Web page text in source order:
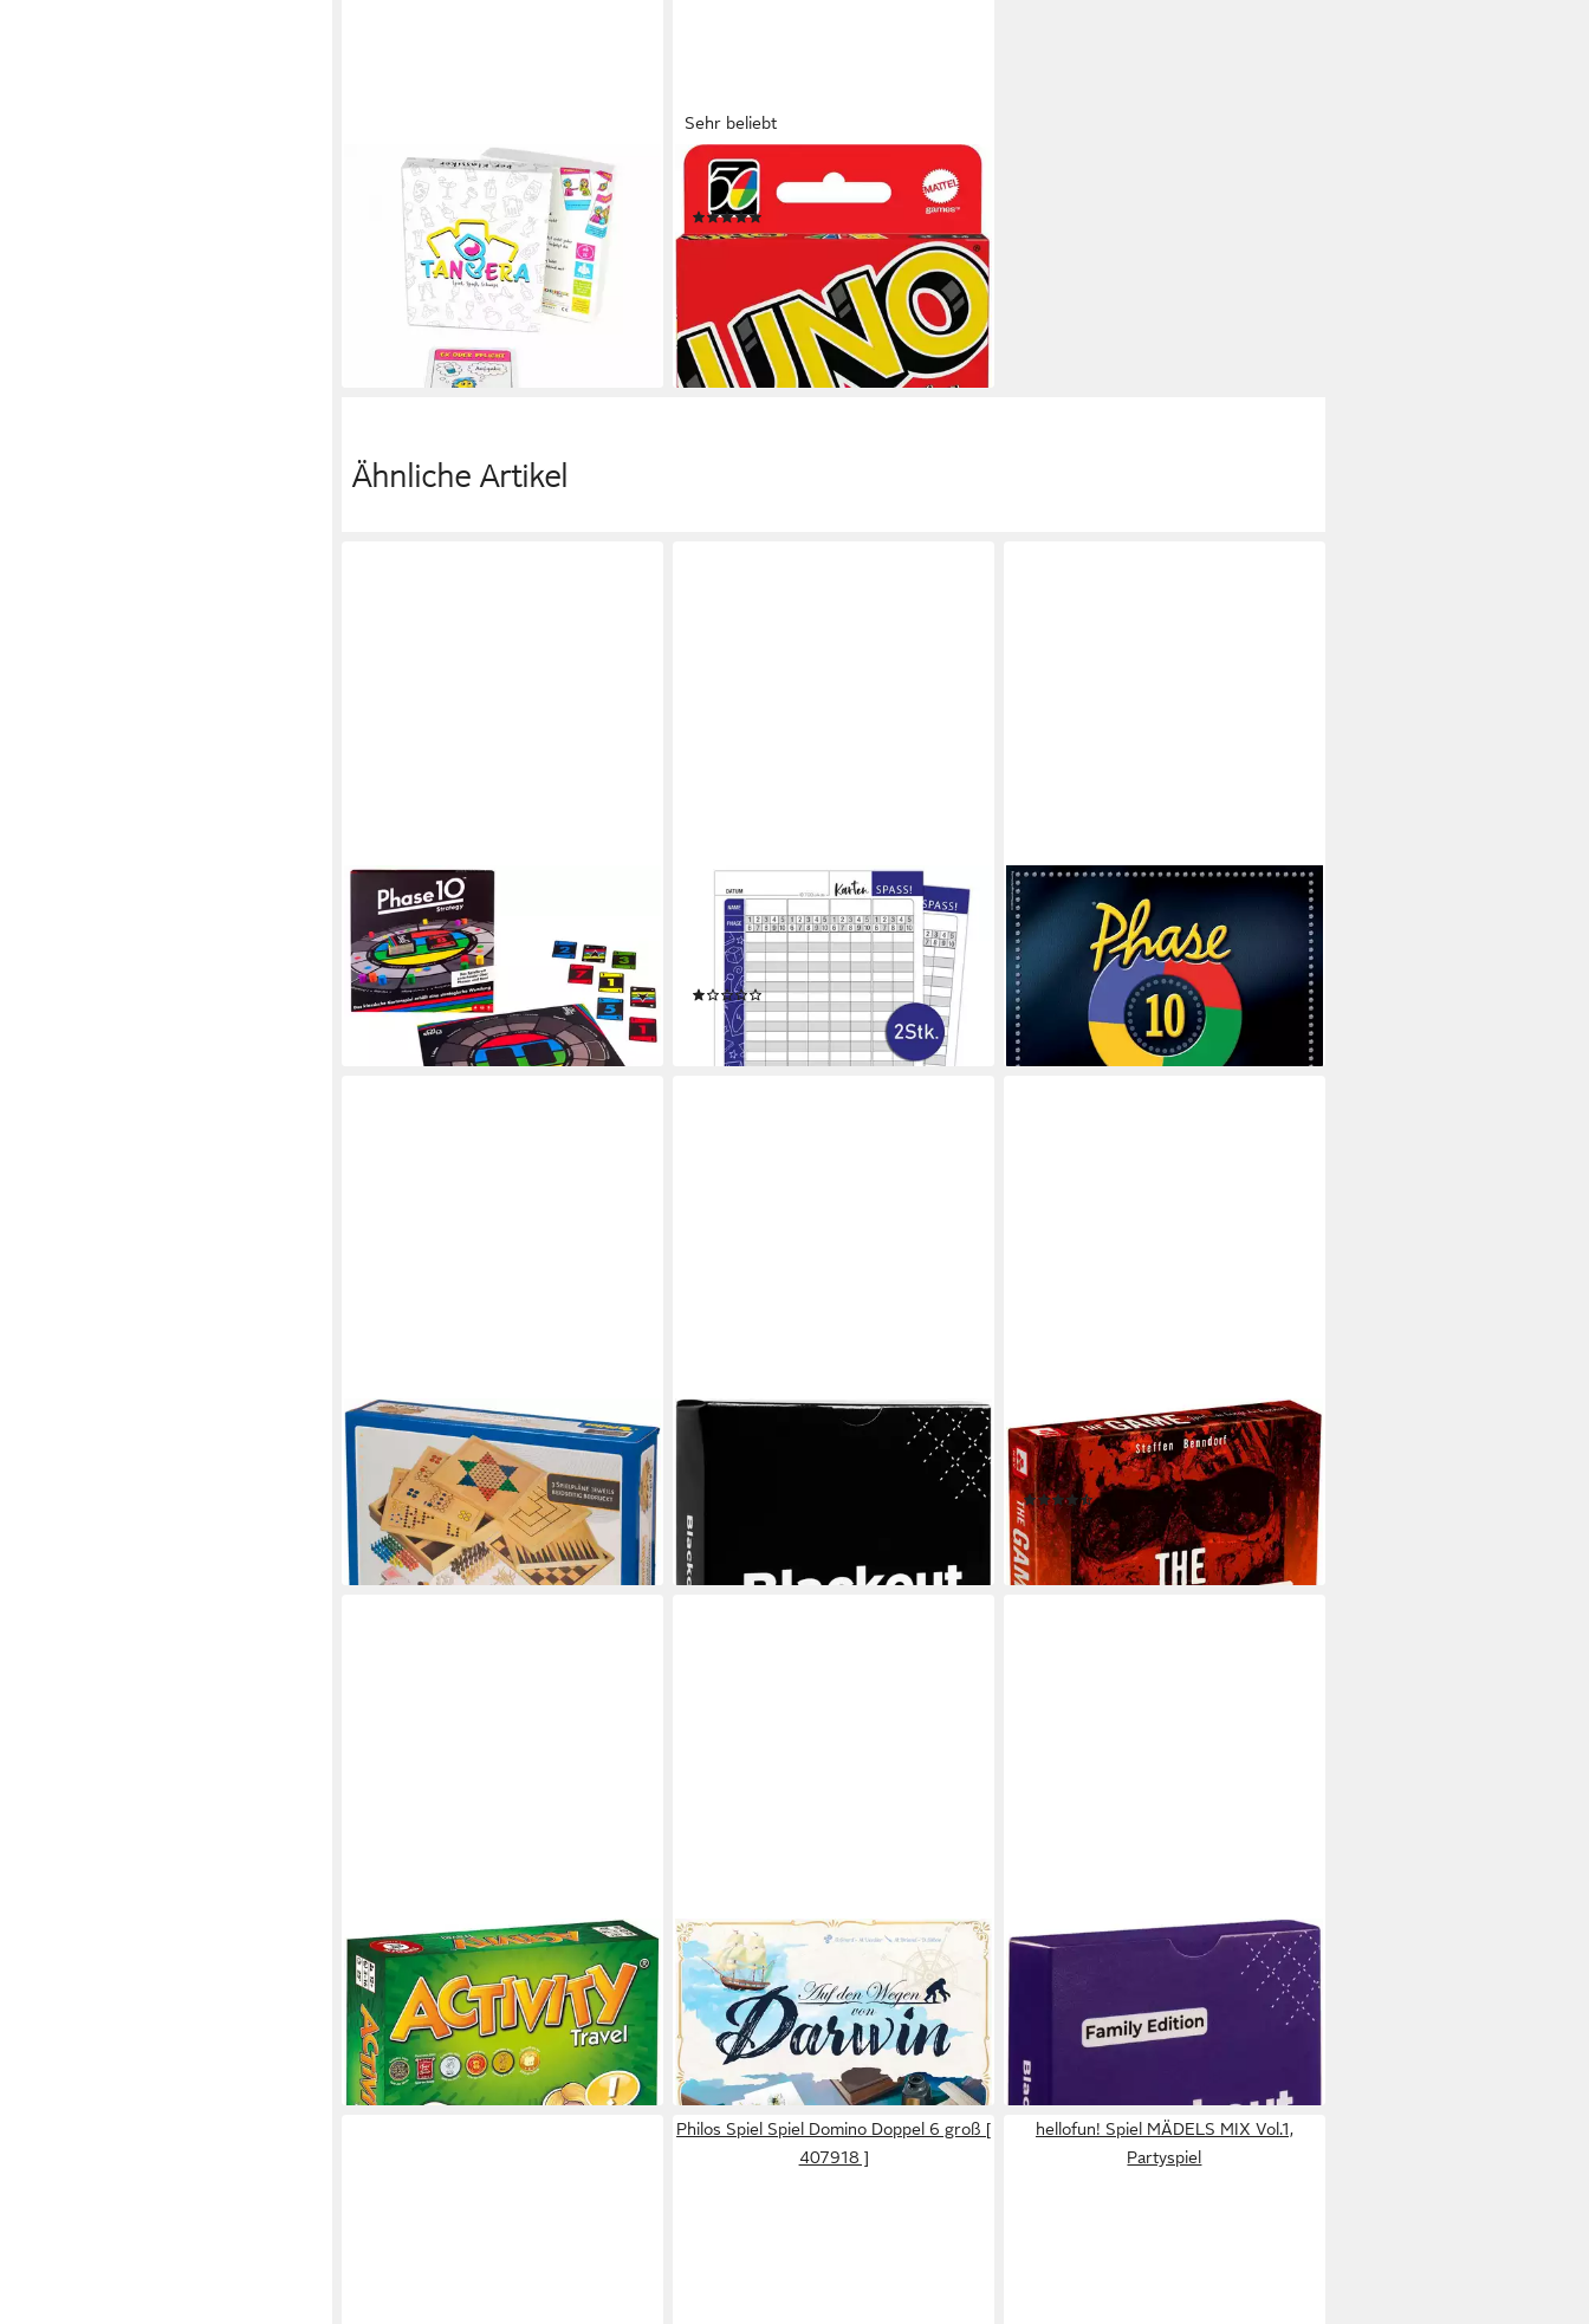
TANGERA
Spiel Das original TANGERA
Trinkspiel / Kartentrinkspiel,
Saufspiel, Trinkspiel, Partyspiel, 55
hochglanz Spielkarten
UVP 19,99 €
lieferbar - in 3-4 Werktagen bei dir
Sehr beliebt
MATTEL GAMES
Spiel UNO, Kartenspiel
ab 8,99 € UVP12,99 €
lieferbar - in 1-2 Werktagen bei dir
Ähnliche Artikel
MATTEL®
Spiel Brettspiel Phase 10 Strategy
ab 42,33 €
lieferbar - in 2-3 Werktagen bei dir
TOBJA
Spiel Phase X A5 2x Block 25 Blatt,
Kartenspiel, Wertungsblock,
kompatibel mit Phase 10 in A5
(1)
9,99 €
lieferbar - in 3-4 Werktagen bei dir
Spiel Phase 10 - Das Brettspiel
182,39 €
lieferbar - in 3-4 Werktagen bei dir
PHILOS
Spiel Spielesammlung Holz,
Gesellschaftsspiel, Made in Germany
ab 41,99 €
lieferbar - in 4-5 Werktagen bei dir
Spiel Blackout Schwarze Edition,
-13%
CARTAMUNDI
Spiel The Game, Familienspiel, Made
in Germany
(3)
ab 14,49 €
lieferbar - in 2-3 Werktagen bei dir
PIATNIK
Spiel Activity Travel Reisespiel,
Familienspiel
ab 15,59 €
lieferbar - in 3-4 Werktagen bei dir
ASMODEE
Spiel Auf den Wegen von Darwin,
Familienspiel
ab 42,47 €
lieferbar - in 2-3 Werktagen bei dir
MORE IS MORE
13,23 € UVP14,99 €
lieferbar - in 6-8 Werktagen bei dir
Philos Spiel Spiel Domino Doppel 6 groß [
407918 ]
hellofun! Spiel MÄDELS MIX Vol.1,
Partyspiel